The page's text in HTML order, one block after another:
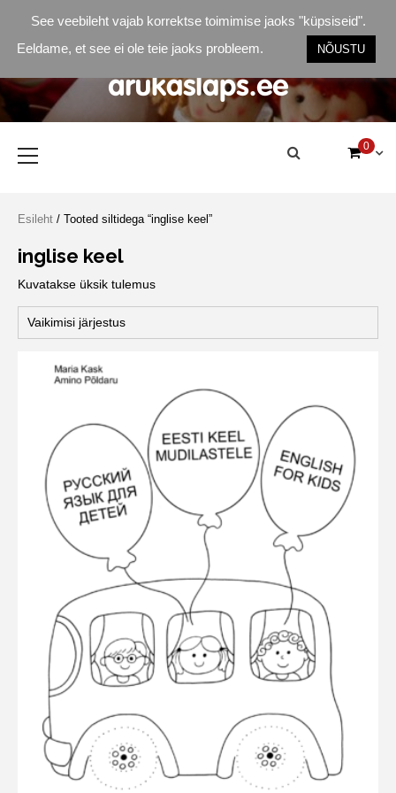
content
Arukas Laps
parimad õppevahendid
Menu
0
Esileht / Tooted siltidega “inglise keel”
inglise keel
Kuvatakse üksik tulemus
See veebileht vajab korrektse toimimise jaoks "küpsiseid".
Eeldame, et see ei ole teie jaoks probleem.
NÕUSTU